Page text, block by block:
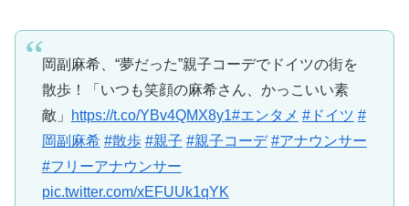
岡副麻希、“夢だった”親子コーデでドイツの街を
散歩！「いつも笑顔の麻希さん、かっこいい素
敵」
https://t.co/YBv4QMX8y1#エンタメ #ドイツ #
岡副麻希 #散歩 #親子 #親子コーデ #アナウンサー
#フリーアナウンサー
pic.twitter.com/xEFUUk1qYK